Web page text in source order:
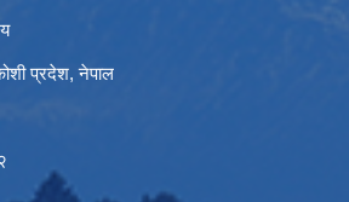
प्रदेश, नेपाल